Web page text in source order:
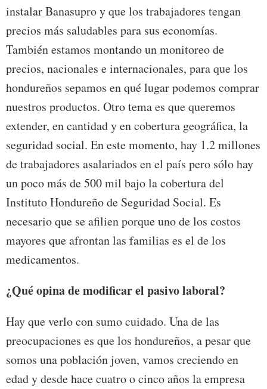
instalar Banasupro y que los trabajadores tengan
precios más saludables para sus economías.
También estamos montando un monitoreo de
precios, nacionales e internacionales, para que los
hondureños sepamos en qué lugar podemos comprar
nuestros productos. Otro tema es que queremos
extender, en cantidad y en cobertura geográfica, la
seguridad social. En este momento, hay 1.2 millones
de trabajadores asalariados en el país pero sólo hay
un poco más de 500 mil bajo la cobertura del
Instituto Hondureño de Seguridad Social. Es
necesario que se afilien porque uno de los costos
mayores que afrontan las familias es el de los
medicamentos.
¿Qué opina de modificar el pasivo laboral?
Hay que verlo con sumo cuidado. Una de las
preocupaciones es que los hondureños, a pesar que
somos una población joven, vamos creciendo en
edad y desde hace cuatro o cinco años la empresa